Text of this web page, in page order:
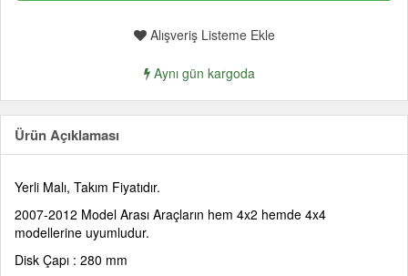
Alışveriş Listeme Ekle
Aynı gün kargoda
Ürün Açıklaması
Yerli Malı, Takım Fiyatıdır.
2007-2012 Model Arası Araçların hem 4x2 hemde 4x4
modellerine uyumludur.
Disk Çapı : 280 mm